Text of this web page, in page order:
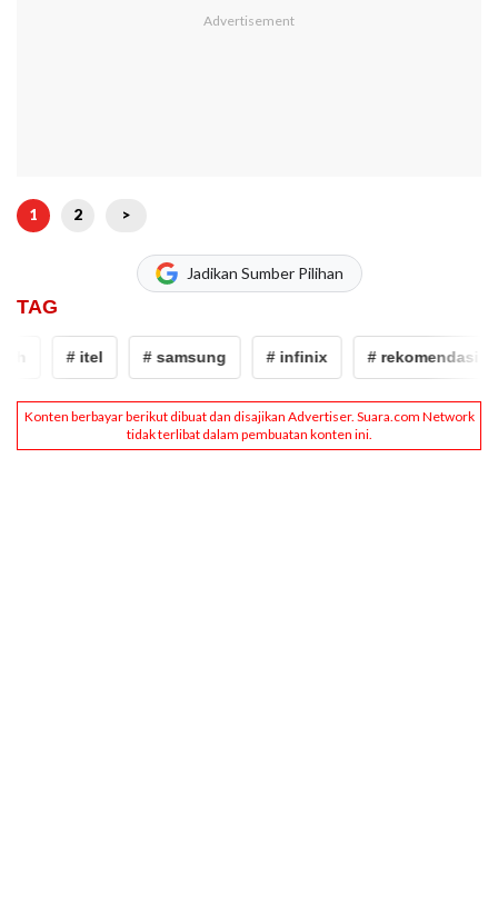
1 2 >
Jadikan Sumber Pilihan
TAG
# itel # samsung # infinix # rekomendasi